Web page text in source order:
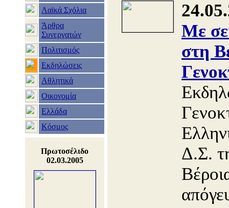
Λαϊκά Σχόλια
Άρθρα
Συνεργατών
Πολιτισμός
Εκδηλώσεις
Αθλητικά
Οικονομία
Ελλάδα
Κόσμος
Πρωτοσέλιδο
02.03.2005
Με
στη
Δ.Σ.